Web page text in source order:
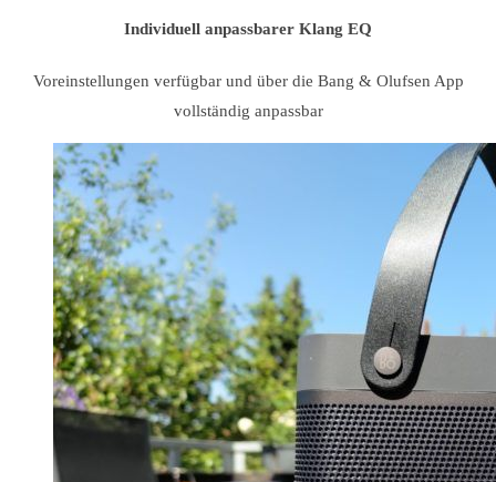
Individuell anpassbarer Klang EQ
Voreinstellungen verfügbar und über die Bang & Olufsen App
vollständig anpassbar